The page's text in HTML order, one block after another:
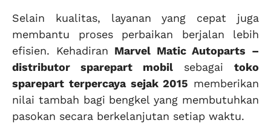
Selain kualitas, layanan yang cepat juga
membantu proses perbaikan berjalan lebih
efisien. Kehadiran Marvel Matic Autoparts –
distributor sparepart mobil sebagai toko
sparepart terpercaya sejak 2015 memberikan
nilai tambah bagi bengkel yang membutuhkan
pasokan secara berkelanjutan setiap waktu.